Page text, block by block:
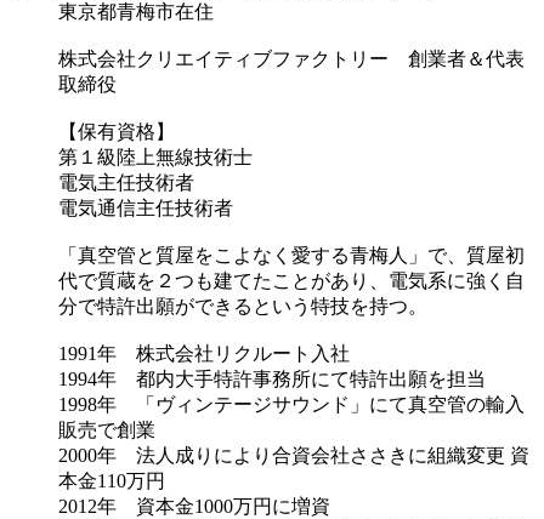
東京都青梅市在住
株式会社クリエイティブファクトリー 創業者＆代表
取締役
【保有資格】
第１級陸上無線技術士
電気主任技術者
電気通信主任技術者
「真空管と質屋をこよなく愛する青梅人」で、質屋初
代で質蔵を２つも建てたことがあり、電気系に強く自
分で特許出願ができるという特技を持つ。
1991年 株式会社リクルート入社
1994年 都内大手特許事務所にて特許出願を担当
1998年 「ヴィンテージサウンド」にて真空管の輸入
販売で創業
2000年 法人成りにより合資会社ささきに組織変更 資
本金110万円
2012年 資本金1000万円に増資